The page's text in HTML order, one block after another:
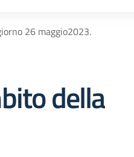
26 maggio2023.
della